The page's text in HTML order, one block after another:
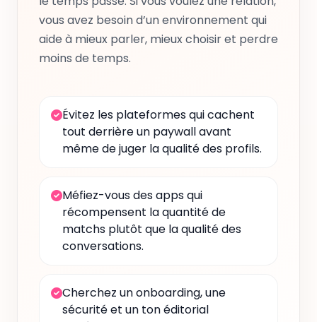
vous avez besoin d’un environnement qui
aide à mieux parler, mieux choisir et perdre
moins de temps.
Évitez les plateformes qui cachent
tout derrière un paywall avant
même de juger la qualité des profils.
Méfiez-vous des apps qui
récompensent la quantité de
matchs plutôt que la qualité des
conversations.
Cherchez un onboarding, une
sécurité et un ton éditorial